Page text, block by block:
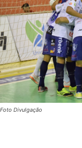
Foto Divulgação